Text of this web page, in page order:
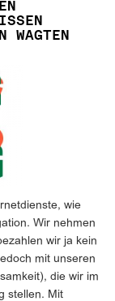
WAGTEN
wie
Wir nehmen
wir ja kein
mit unseren
die wir im
stellen. Mit